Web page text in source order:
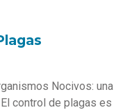
Nocivos: una
control de plagas es